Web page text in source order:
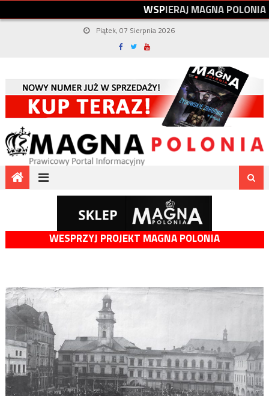
WSPIERAJMAGNAPOLONIA
Piątek, 07 Sierpnia 2026
WESPRZYJ PROJEKT MAGNA POLONIA